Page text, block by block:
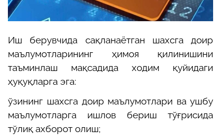
Иш берувчида сақланаётган шахсга доир
маълумотларининг ҳимоя қилинишини
таъминлаш мақсадида ходим қуйидаги
ҳуқуқларга эга:
ўзининг шахсга доир маълумотлари ва ушбу
маълумотларга ишлов бериш тўғрисида
тўлиқ ахборот олиш;